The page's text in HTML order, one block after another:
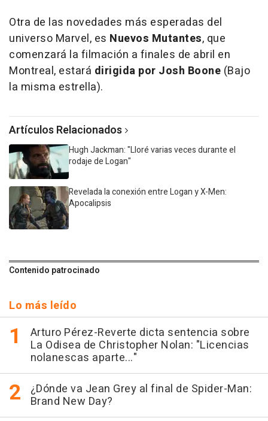
Otra de las novedades más esperadas del
universo Marvel, es Nuevos Mutantes, que
comenzará la filmación a finales de abril en
Montreal, estará dirigida por Josh Boone (Bajo
la misma estrella).
Artículos Relacionados
Hugh Jackman: "Lloré varias veces durante el
rodaje de Logan"
Revelada la conexión entre Logan y X-Men:
Apocalipsis
Contenido patrocinado
Lo más leído
Arturo Pérez-Reverte dicta sentencia sobre
La Odisea de Christopher Nolan: "Licencias
nolanescas aparte..."
¿Dónde va Jean Grey al final de Spider-Man:
Brand New Day?